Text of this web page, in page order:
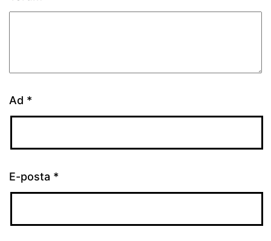
Ad *
E-posta *